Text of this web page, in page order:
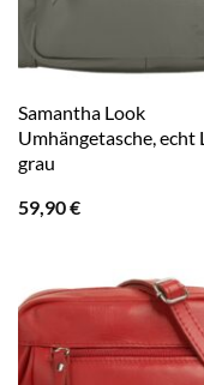
Samantha Look
Umhängetasche, echt
grau
59,90€